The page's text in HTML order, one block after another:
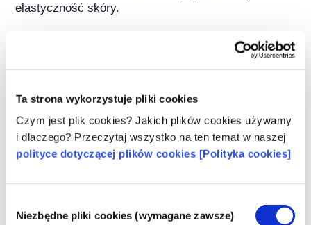
Ta strona wykorzystuje pliki cookies
Czym jest plik cookies? Jakich plików cookies używamy
i dlaczego? Przeczytaj wszystko na ten temat w naszej
polityce dotyczącej plików cookies [Polityka cookies]
zgody
Niezbędne pliki cookies (wymagane zawsze)
elastyczność skóry.
Należy do następujących grup substancji
Składniki pielęgnujące włosy / Środki
Regulacje dotyczące kosmetyków
Składniki kosmetyków podlegają regulacjom
prawnym. Należy pamiętać, że w przypadku
obowiązywać inne przepisy.